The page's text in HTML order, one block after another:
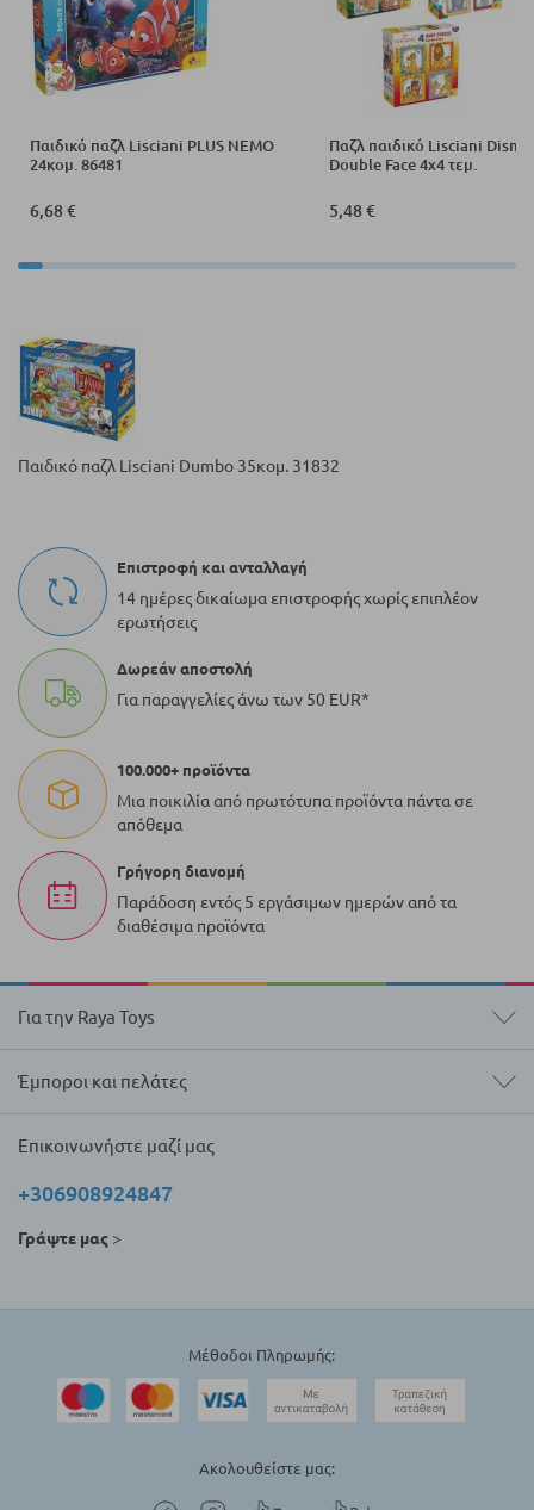
Παιδικό παζλ Lisciani PLUS NEMO
24κομ. 86481
6,68 €
Παζλ παιδικό Lisciani
Double Face 4x4 τεμ.
5,48 €
Παιδικό παζλ Lisciani Dumbo 35κομ. 31832
Επιστροφή και ανταλλαγή
14 ημέρες δικαίωμα επιστροφής χωρίς επιπλέον
ερωτήσεις
Δωρεάν αποστολή
Για παραγγελίες άνω των 50 EUR*
100.000+ προϊόντα
Μια ποικιλία από πρωτότυπα προϊόντα πάντα σε
απόθεμα
Γρήγορη διανομή
Παράδοση εντός 5 εργάσιμων ημερών από τα
διαθέσιμα προϊόντα
Για την Raya Toys
Έμποροι και πελάτες
Επικοινωνήστε μαζί μας
+306908924847
Γράψτε μας >
Μέθοδοι Πληρωμής:
Ακολουθείστε μας: